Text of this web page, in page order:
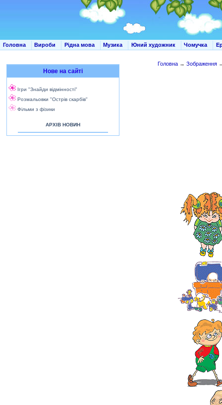
Головна Вироби Рідна мова Музика Юний художник Чомучка
Нове на сайті
Ігри "Знайди відмінності"
Розмальовки "Острів скарбів"
Фільми з фізики
АРХІВ НОВИН
Головна→ Зображення